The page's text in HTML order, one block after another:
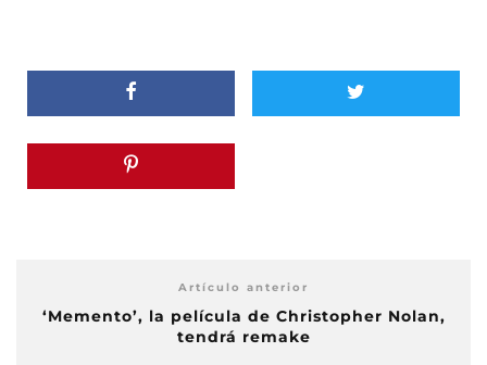
Artículo anterior
‘Memento’, la película de Christopher Nolan,
tendrá remake